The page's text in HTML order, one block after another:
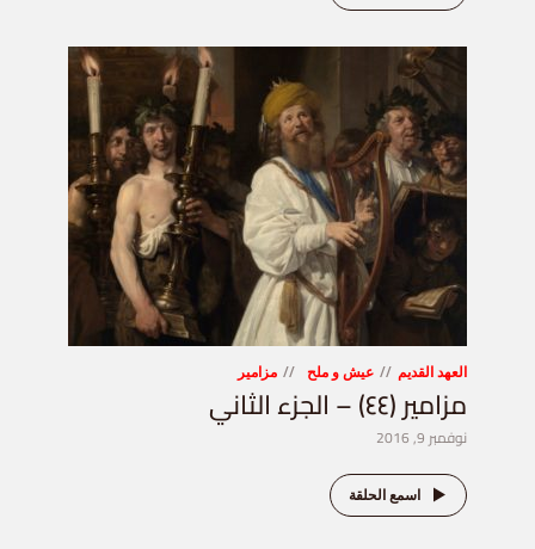
العهد القديم عيش و ملح مزامير
مزامير (٤٤) – الجزء الثاني
نوفمبر 9, 2016
اسمع الحلقة